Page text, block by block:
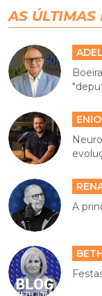
AS ÚLTIMAS
A